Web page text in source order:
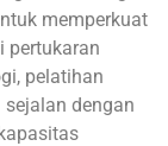
memperkuat
pertukaran
pelatihan
dengan